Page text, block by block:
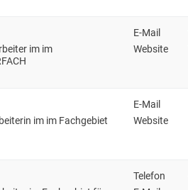
im im
E-Mail
Website
im im Fachgebiet
E-Mail
Website
Telefon